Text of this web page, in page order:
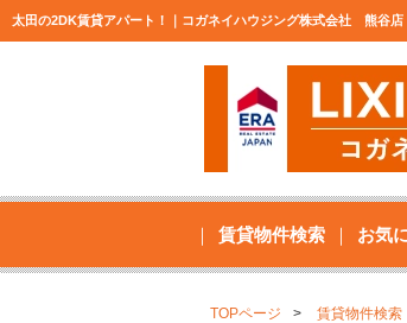
太田の2DK賃貸アパート！｜コガネイハウジング株式会社 熊谷店
賃貸物件検索 お気
TOPページ 賃貸物件検索